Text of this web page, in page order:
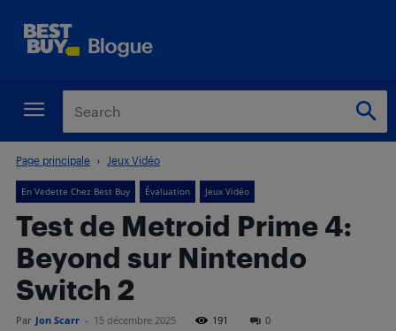
Page principale Jeux Vidéo
En Vedette Chez Best Buy Évaluation Jeux Vidéo
Test de Metroid Prime 4:
Beyond sur Nintendo
Switch 2
Par Jon Scarr - 15 décembre 2025 191 0